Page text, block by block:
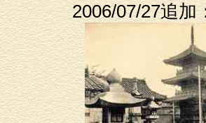
2006/07/27追加